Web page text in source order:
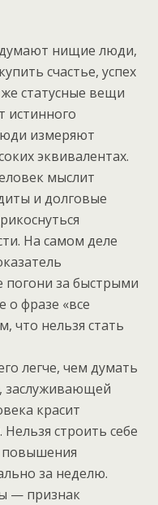
нищие люди,
счастье, успех
статусные вещи
истинного
измеряют
эквивалентах.
мыслит
и долговые
На самом деле
погони за быстрыми
о фразе «все
что нельзя стать
легче, чем думать
заслуживающей
красит
строить себе
за неделю.
— признак